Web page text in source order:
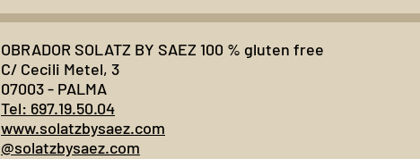
OBRADOR SOLATZ BY SAEZ 100 % gluten free
C/ Cecili Metel, 3
07003 - PALMA
Tel: 697.19.50.04
www.solatzbysaez.com
@solatzbysaez.com